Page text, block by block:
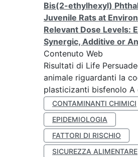
Bis(2-ethylhexyl)
Juvenile Rats at
Relevant Dose Levels:
Synergic, Additive or
Contenuto Web
Risultati di Life
animale riguardanti la
plasticizanti bisfenolo
CONTAMINANTI CHIMICI
EPIDEMIOLOGIA
FATTORI DI RISCHIO
SICUREZZA ALIMENTARE